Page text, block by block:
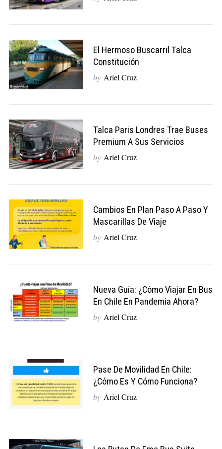
El Hermoso Buscarril Talca
Constitución
by Ariel Cruz
Talca Paris Londres Trae Buses
Premium A Sus Servicios
by Ariel Cruz
Cambios En Plan Paso A Paso Y
Mascarillas De Viaje
by Ariel Cruz
Nueva Guía: ¿cómo Viajar En Bus
En Chile En Pandemia Ahora?
by Ariel Cruz
Pase De Movilidad En Chile:
¿cómo Es Y Cómo Funciona?
by Ariel Cruz